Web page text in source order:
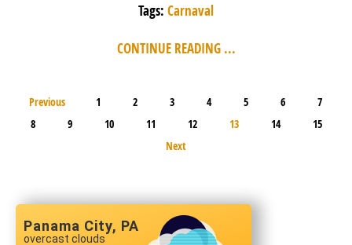
Tags: Carnaval
CONTINUE READING ...
Previous 1 2 3 4 5 6
7
8
9 10 11 12 13 14
15
Next
Panama City, PA
overcast clouds